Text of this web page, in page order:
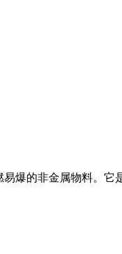
爆的非金属物料。它